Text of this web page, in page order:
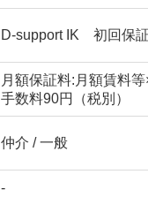
D-support IK 初回保
月額保証料:月額賃料
手数料90円（税別）
仲介 / 一般
-